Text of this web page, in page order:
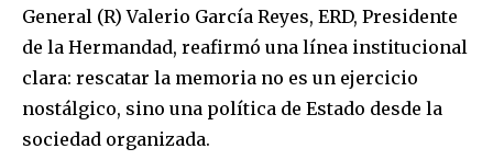
General (R) Valerio García Reyes, ERD, Presidente
de la Hermandad, reafirmó una línea institucional
clara: rescatar la memoria no es un ejercicio
nostálgico, sino una política de Estado desde la
sociedad organizada.